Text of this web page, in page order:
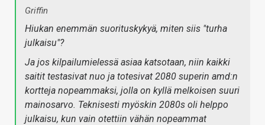
Griffin
Hiukan enemmän suorituskykyä, miten siis "turha
julkaisu"?
Ja jos kilpailumielessä asiaa katsotaan, niin kaikki
saitit testasivat nuo ja totesivat 2080 superin amd:n
kortteja nopeammaksi, jolla on kyllä melkoisen suuri
mainosarvo. Teknisesti myöskin 2080s oli helppo
julkaisu, kun vain otettiin vähän nopeammat